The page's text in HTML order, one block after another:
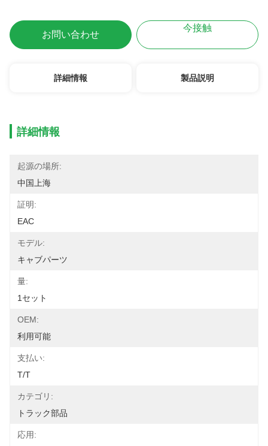
お問い合わせ
今接触
詳細情報 製品説明
詳細情報
起源の場所:
中国上海
証明:
EAC
モデル:
キャブパーツ
量:
1セット
OEM:
利用可能
支払い:
T/T
カテゴリ:
トラック部品
応用: